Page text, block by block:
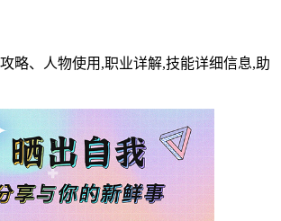
略、人物使用,职业详解,技能详细信息,助